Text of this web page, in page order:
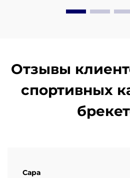
Отзывы
спортивных
Сара